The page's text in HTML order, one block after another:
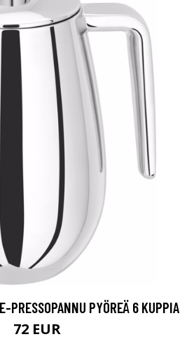
PRESSOPANNU PYÖREÄ 6 KUPPIA
72 EUR